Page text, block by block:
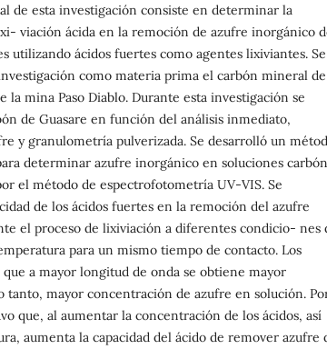
de esta investigación consiste en determinar la
viación ácida en la remoción de azufre inorgánico
utilizando ácidos fuertes como agentes lixiviantes. Se
como materia prima el carbón mineral
la mina Paso Diablo. Durante esta investigación se
de Guasare en función del análisis inmediato,
y granulometría pulverizada. Se desarrolló un
determinar azufre inorgánico en soluciones
el método de espectrofotometría UV-VIS. Se
de los ácidos fuertes en la remoción del azufre
el proceso de lixiviación a diferentes condicio- nes
para un mismo tiempo de contacto. Los
a mayor longitud de onda se obtiene mayor
tanto, mayor concentración de azufre en solución.
que, al aumentar la concentración de los ácidos, así
aumenta la capacidad del ácido de remover azufre